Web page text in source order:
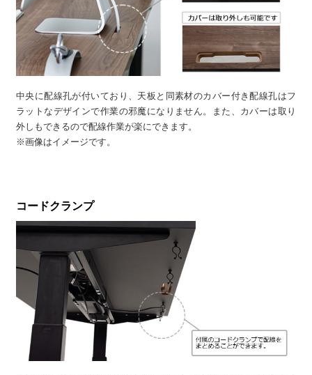
中央に配線孔が付いており、天板と同素材のカバー付き配線孔はフ
ラットなデザインで作業の邪魔になりません。また、カバーは取り
外しもできるので配線作業が楽にできます。
※画像はイメージです。
コードクランプ